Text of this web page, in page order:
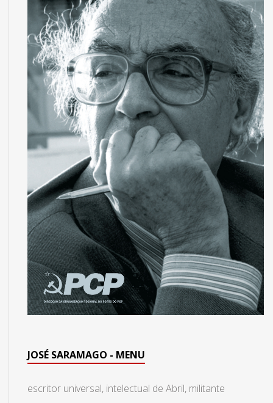
JOSÉ SARAMAGO - MENU
escritor universal, intelectual de Abril, militante